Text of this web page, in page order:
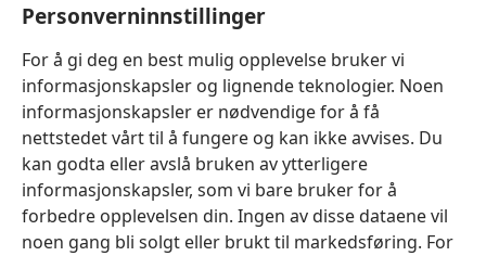
Personverninnstillinger
For å gi deg en best mulig opplevelse bruker vi
informasjonskapsler og lignende teknologier. Noen
informasjonskapsler er nødvendige for å få
nettstedet vårt til å fungere og kan ikke avvises. Du
kan godta eller avslå bruken av ytterligere
informasjonskapsler, som vi bare bruker for å
forbedre opplevelsen din. Ingen av disse dataene vil
noen gang bli solgt eller brukt til markedsføring. For
Bidrag
(åpner
nytt
vindu)Watchtower ONLINE LIBRARY™
(åpner
nytt
vindu) JW Hub ®
(åpner
nytt
vindu)JW Library ®
Watchtower Library